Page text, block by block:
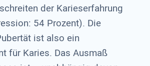
der Karieserfahrung
54 Prozent). Die
ist also ein
für Karies. Das Ausmaß